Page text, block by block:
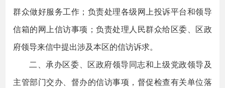
群众做好服务工作；负责处理各级网上投诉平台和领导
信箱的网上信访事项；负责处理人民群众给区委、区政
府领导来信中提出涉及本区的信访诉求。
二、承办区委、区政府领导同志和上级党政领导及
主管部门交办、督办的信访事项，督促检查有关单位落